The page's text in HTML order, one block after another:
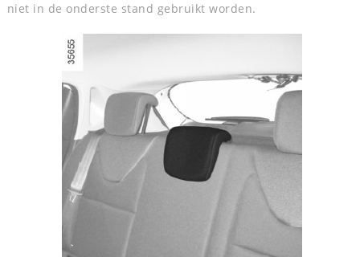
niet in de onderste stand gebruikt worden.